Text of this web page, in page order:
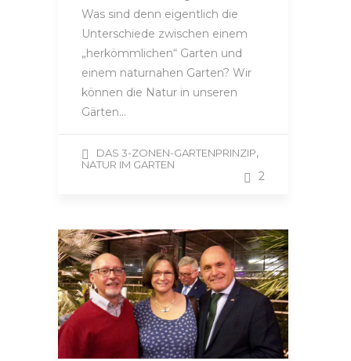
Was sind denn eigentlich die
Unterschiede zwischen einem
„herkömmlichen“ Garten und
einem naturnahen Garten? Wir
können die Natur in unseren
Gärten…
DAS 3-ZONEN-GARTENPRINZIP,
NATUR IM GARTEN
2